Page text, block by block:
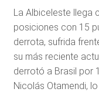
La Albiceleste llega
posiciones con 15
derrota, sufrida
su más reciente
derrotó a Brasil por
Nicolás Otamendi,